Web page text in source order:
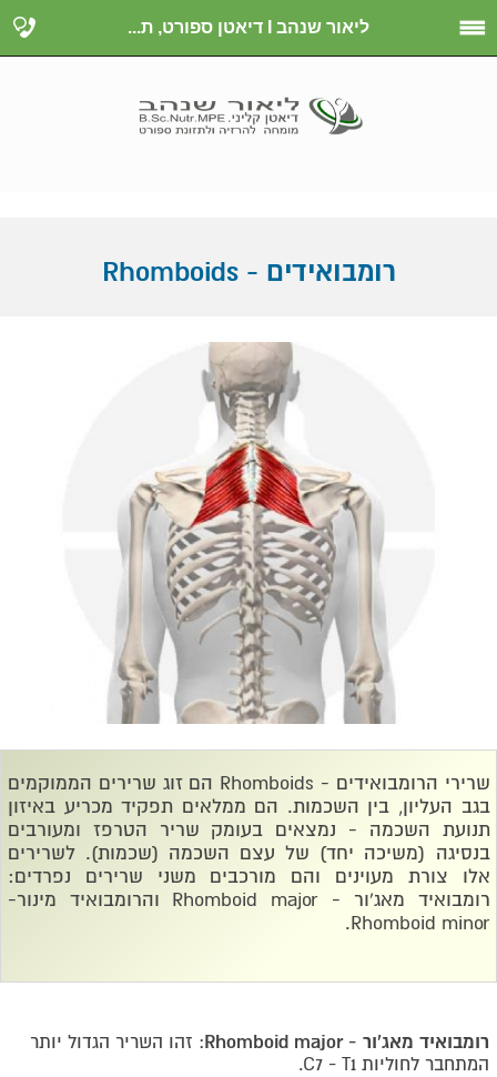
ליאור שנהב I דיאטן ספורט, ת...
שרירי הרומבואידים - Rhomboids הם זוג שרירים הממוקמים
בגב העליון, בין השכמות. הם ממלאים תפקיד מכריע באיזון
תנועת השכמה - נמצאים בעומק שריר הטרפז ומעורבים
בנסיגה (משיכה יחד) של עצם השכמה (שכמות). לשרירים
אלו צורת מעוינים והם מורכבים משני שרירים נפרדים:
רומבואיד מאג'ור -Rhomboid major והרומבואיד מינור-
Rhomboid minor
.
רומבואידים - Rhomboids
רומבואיד מאג'ור -Rhomboid major: זהו השריר הגדול יותר
המתחבר לחוליות C7 - T1
.